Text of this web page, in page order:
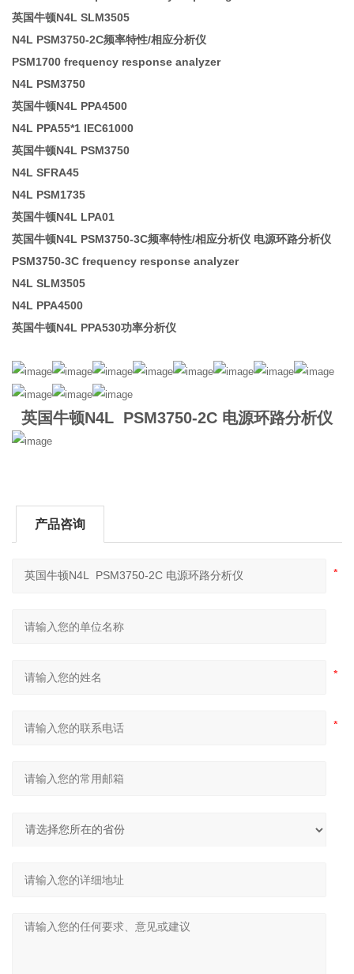
英国牛顿N4L SLM3505
N4L PSM3750-2C频率特性/相应分析仪
PSM1700 frequency response analyzer
N4L PSM3750
英国牛顿N4L PPA4500
N4L PPA55*1 IEC61000
英国牛顿N4L PSM3750
N4L SFRA45
N4L PSM1735
英国牛顿N4L LPA01
英国牛顿N4L PSM3750-3C频率特性/相应分析仪 电源环路分析仪
PSM3750-3C frequency response analyzer
N4L SLM3505
N4L PPA4500
英国牛顿N4L PPA530功率分析仪
英国牛顿N4L PSM3750-2C 电源环路分析仪
产品咨询